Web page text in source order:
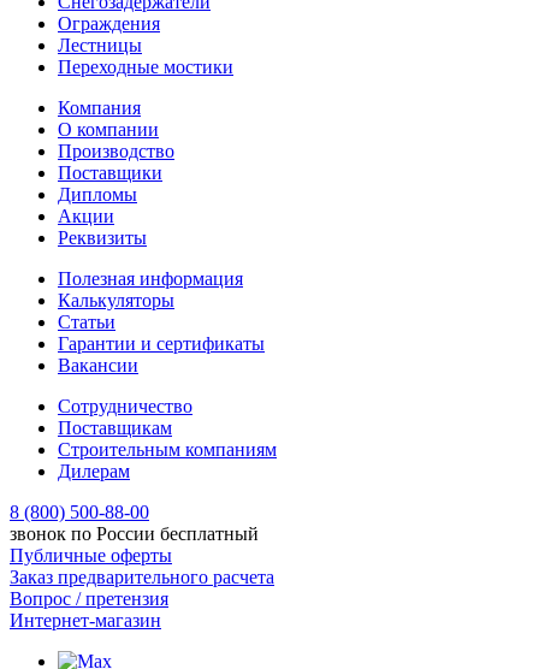
Ограждения
Лестницы
Переходные мостики
Компания
О компании
Производство
Поставщики
Дипломы
Акции
Реквизиты
Полезная информация
Калькуляторы
Статьи
Гарантии и сертификаты
Вакансии
Сотрудничество
Поставщикам
Строительным компаниям
Дилерам
8 (800) 500-88-00
звонок по России бесплатный
Публичные оферты
Заказ предварительного расчета
Вопрос / претензия
Интернет-магазин